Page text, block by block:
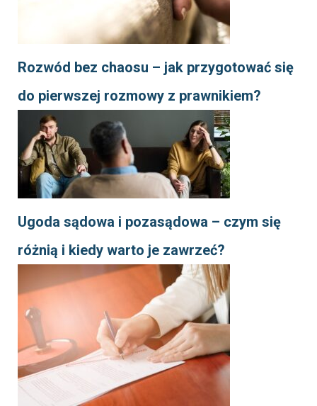
Rozwód bez chaosu – jak przygotować się
do pierwszej rozmowy z prawnikiem?
Ugoda sądowa i pozasądowa – czym się
różnią i kiedy warto je zawrzeć?